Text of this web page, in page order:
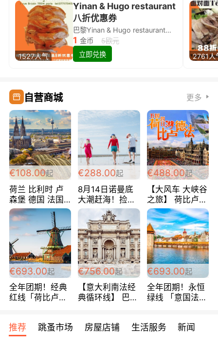
1527人气
Yinan & Hugo restaurant
八折优惠券
巴黎Yinan & Hugo restaurant除简餐类全场8折
1 金币
5欧元
立即兑换
2761人
自营商城 更多
€108.00起
荷兰 比利时 卢
森堡 德国 法国
超爽玩遍西欧 循
环线 全程四星宾
馆 108欧/人/天
€288.00起
8月14日诺曼底
大潮赶海！捡海
鲜！轻轻松松海
边爽玩三日游
288欧/人
€488.00起
【大风车 大峡谷
之旅】 荷比卢德
法 巴黎上下 经
典五国四日游
488欧/人
€693.00起
全年团期！经典
红线「荷比卢德
天！巴黎上下！
包拼房~
€756.00起
【意大利南法经
典循环线】 巴黎
宾馆 108欧/天起
€693.00起
全年团期！永恒
绿线 「意国法
欧/天起 ~包拼房
推荐 跳蚤市场 房屋店铺 生活服务 新闻